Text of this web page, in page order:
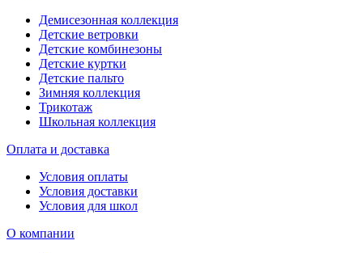
Демисезонная коллекция
Детские ветровки
Детские комбинезоны
Детские куртки
Детские пальто
Зимняя коллекция
Трикотаж
Школьная коллекция
Оплата и доставка
Условия оплаты
Условия доставки
Условия для школ
О компании